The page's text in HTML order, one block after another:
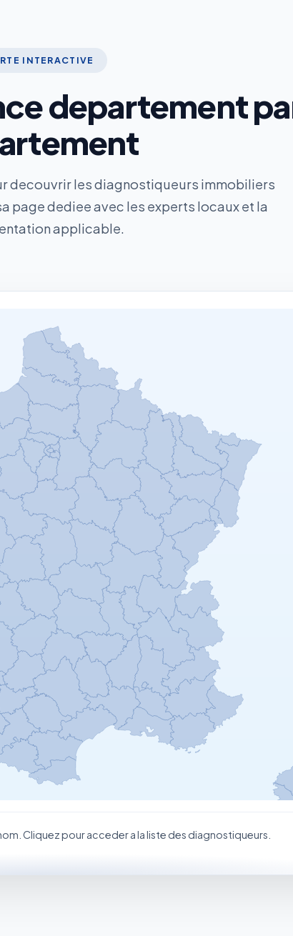
INTERACTIVE
departement
decouvrir les diagnostiqueurs immobiliers
page dediee avec les experts locaux et la
applicable.
Cliquez pour acceder a la liste des diagnostiqueurs.